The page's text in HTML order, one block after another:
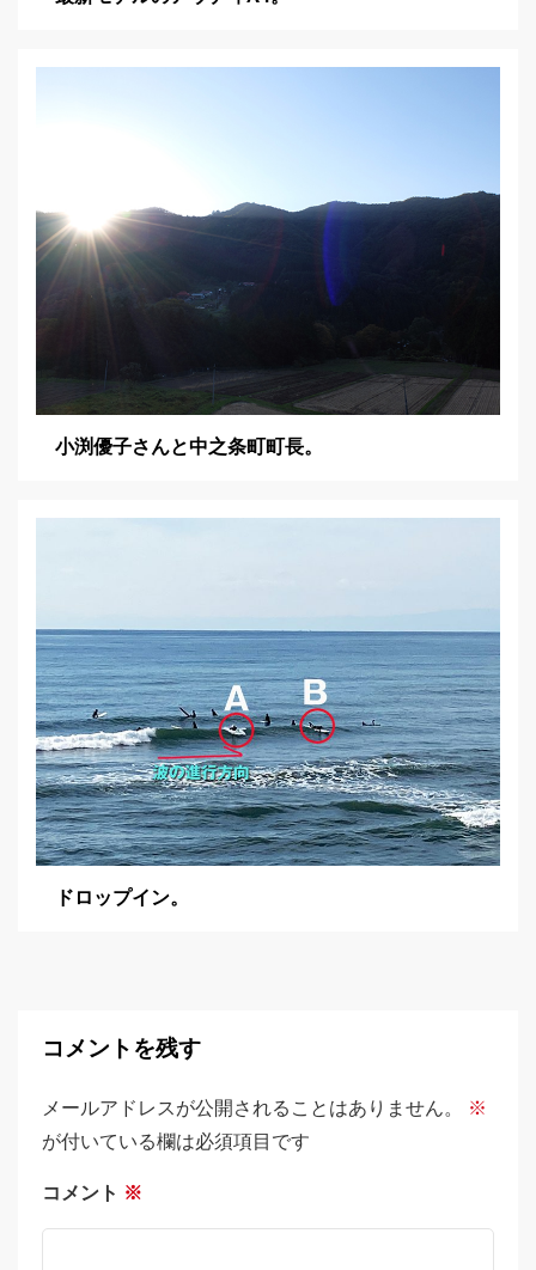
小渕優子さんと中之条町町長。
ドロップイン。
コメントを残す
メールアドレスが公開されることはありません。
※
が付いている欄は必須項目です
コメント ※